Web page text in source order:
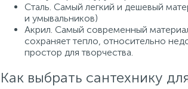
Сталь. Самый легкий и дешевый
и умывальников)
Акрил. Самый современный
сохраняет тепло, относительно
простор для творчества.
Как выбрать сантехнику